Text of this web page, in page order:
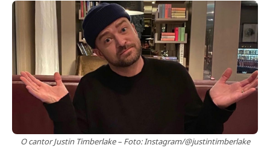
O cantor Justin Timberlake – Foto: Instagram/@justintimberlake